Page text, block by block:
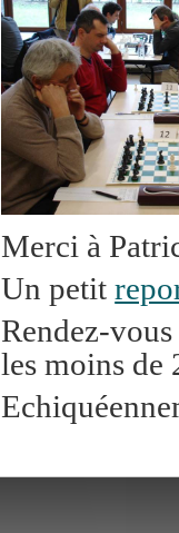
Merci à
Un petit
Rendez-
les moins de